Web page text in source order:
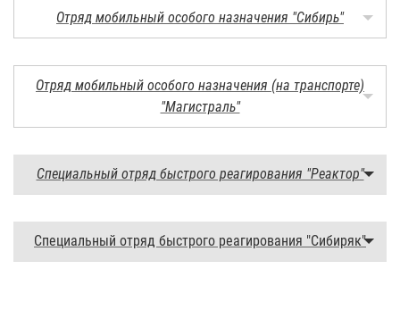
Отряд мобильный особого назначения "Сибирь"
Отряд мобильный особого назначения (на транспорте)
"Магистраль"
Специальный отряд быстрого реагирования "Реактор"
Специальный отряд быстрого реагирования "Сибиряк"